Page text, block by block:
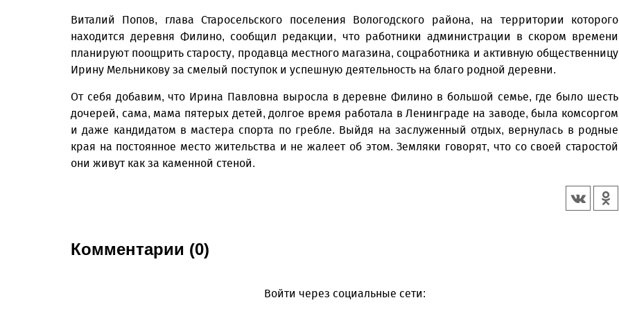
Виталий Попов, глава Старосельского поселения Вологодского района, на территории которого
находится деревня Филино, сообщил редакции, что работники администрации в скором времени
планируют поощрить старосту, продавца местного магазина, соцработника и активную общественницу
Ирину Мельникову за смелый поступок и успешную деятельность на благо родной деревни.
От себя добавим, что Ирина Павловна выросла в деревне Филино в большой семье, где было шесть
дочерей, сама, мама пятерых детей, долгое время работала в Ленинграде на заводе, была комсоргом
и даже кандидатом в мастера спорта по гребле. Выйдя на заслуженный отдых, вернулась в родные
края на постоянное место жительства и не жалеет об этом. Земляки говорят, что со своей старостой
они живут как за каменной стеной.
Комментарии (0)
Войти через социальные сети: